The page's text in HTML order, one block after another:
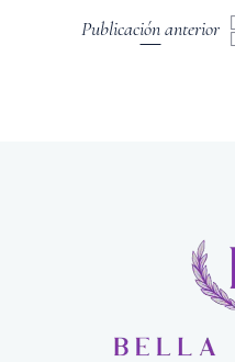
Publicación anterior